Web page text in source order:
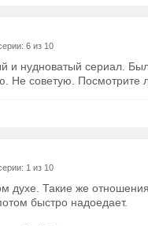
6 из 10
и нудноватый сериал.
Не советую. Посмотрите
1 из 10
духе. Такие же
быстро надоедает.